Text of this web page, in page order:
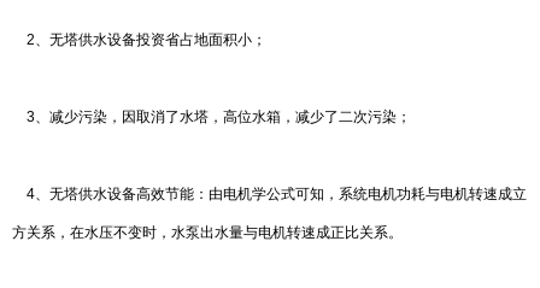
2、无塔供水设备投资省占地面积小；
3、减少污染，因取消了水塔，高位水箱，减少了二次污染；
4、无塔供水设备高效节能：由电机学公式可知，系统电机功耗与电机转速成立
方关系，在水压不变时，水泵出水量与电机转速成正比关系。